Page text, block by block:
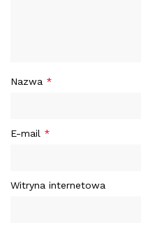
Nazwa *
E-mail *
Witryna internetowa